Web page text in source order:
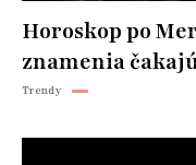
Horoskop po
znamenia
Trendy